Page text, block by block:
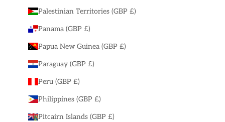
Palestinian Territories (GBP £)
Panama (GBP £)
Papua New Guinea (GBP £)
Paraguay (GBP £)
Peru (GBP £)
Philippines (GBP £)
Pitcairn Islands (GBP £)